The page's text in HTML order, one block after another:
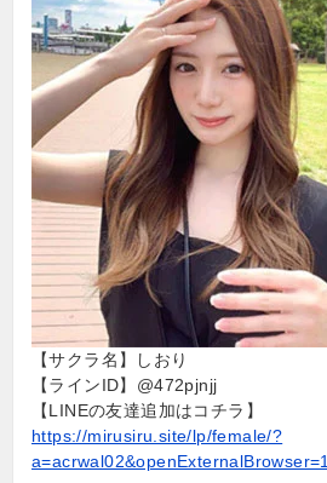
【サクラ名】しおり
【ラインID】@472pjnjj
【LINEの友達追加はコチラ】
https://mirusiru.site/lp/female/?
a=acrwal02&openExternalBrowser=1